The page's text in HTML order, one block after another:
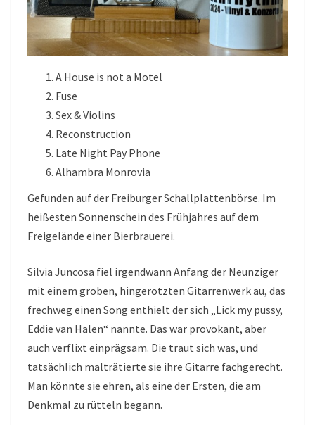
A House is not a Motel
Fuse
Sex & Violins
Reconstruction
Late Night Pay Phone
Alhambra Monrovia
Gefunden auf der Freiburger Schallplattenbörse. Im
heißesten Sonnenschein des Frühjahres auf dem
Freigelände einer Bierbrauerei.
Silvia Juncosa fiel irgendwann Anfang der Neunziger
mit einem groben, hingerotzten Gitarrenwerk au, das
frechweg einen Song enthielt der sich „Lick my pussy,
Eddie van Halen“ nannte. Das war provokant, aber
auch verflixt einprägsam. Die traut sich was, und
tatsächlich malträtierte sie ihre Gitarre fachgerecht.
Man könnte sie ehren, als eine der Ersten, die am
Denkmal zu rütteln begann.